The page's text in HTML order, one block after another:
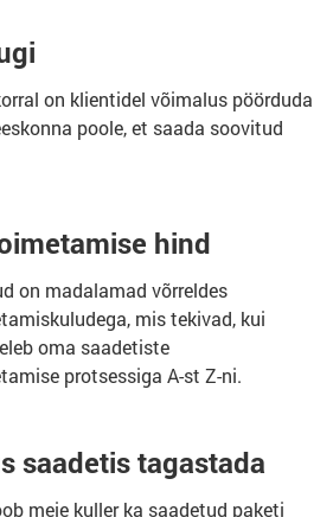
on klientidel võimalus pöörduda
poole, et saada soovitud
hind
on madalamad võrreldes
mis tekivad, kui
oma saadetiste
protsessiga A-st Z-ni.
saadetis tagastada
meie kuller ka saadetud paketi